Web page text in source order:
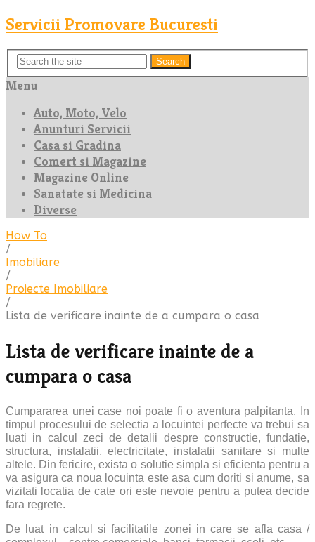
Servicii Promovare Bucuresti
Search
Menu
Auto, Moto, Velo
Anunturi Servicii
Casa si Gradina
Comert si Magazine
Magazine Online
Sanatate si Medicina
Diverse
How To
/
Imobiliare
/
Proiecte Imobiliare
/
Lista de verificare inainte de a cumpara o casa
Lista de verificare inainte de a
cumpara o casa
Cumpararea unei case noi poate fi o aventura palpitanta. In
timpul procesului de selectia a locuintei perfecte va trebui sa
luati in calcul zeci de detalii despre constructie, fundatie,
structura, instalatii, electricitate, instalatii sanitare si multe
altele. Din fericire, exista o solutie simpla si eficienta pentru a
va asigura ca noua locuinta este asa cum doriti si anume, sa
vizitati locatia de cate ori este nevoie pentru a putea decide
fara regrete.
De luat in calcul si facilitatile zonei in care se afla casa /